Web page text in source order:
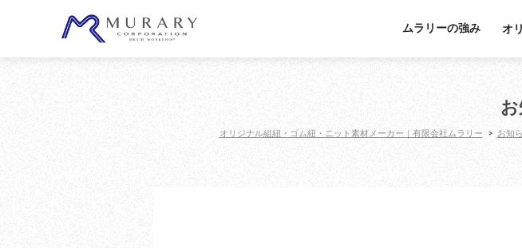
ムラリーの強み オ
オリジナル組紐・ゴム紐・ニット素材メーカー｜有限会社ムラリー > お知